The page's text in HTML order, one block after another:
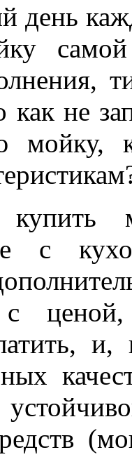
день
самой
не
мойку,
с
с